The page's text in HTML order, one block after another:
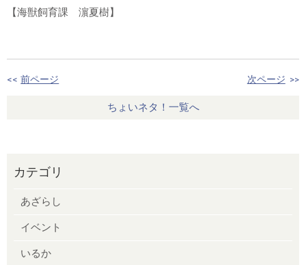
【海獣飼育課 濵夏樹】
<< 前ページ 次ページ >>
ちょいネタ！一覧へ
カテゴリ
あざらし
イベント
いるか